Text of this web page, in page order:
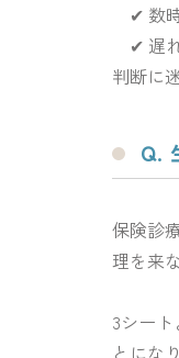
✔ 数
✔ 遅
判断に
Q.
保険診
理を来
3シー
とにな